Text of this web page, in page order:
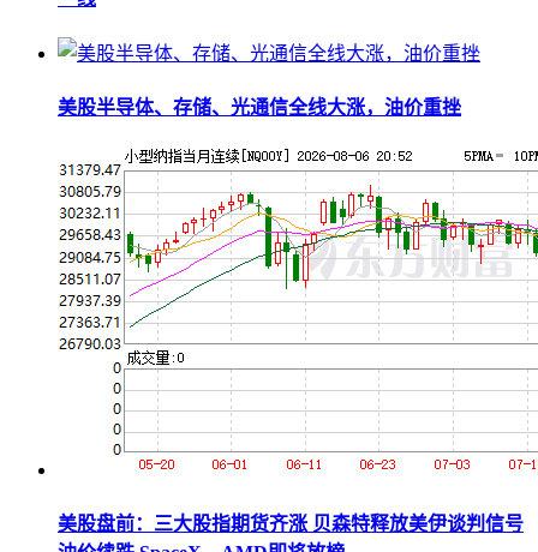
美股半导体、存储、光通信全线大涨，油价重挫
美股盘前：三大股指期货齐涨 贝森特释放美伊谈判信号